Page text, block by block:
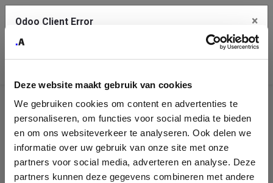
Deze website maakt gebruik van cookies
We gebruiken cookies om content en advertenties te
personaliseren, om functies voor social media te bieden
en om ons websiteverkeer te analyseren. Ook delen we
informatie over uw gebruik van onze site met onze
partners voor social media, adverteren en analyse. Deze
partners kunnen deze gegevens combineren met andere
Company
Identification
Please fill in your company details
Odoo Client Error ×
service.
See details